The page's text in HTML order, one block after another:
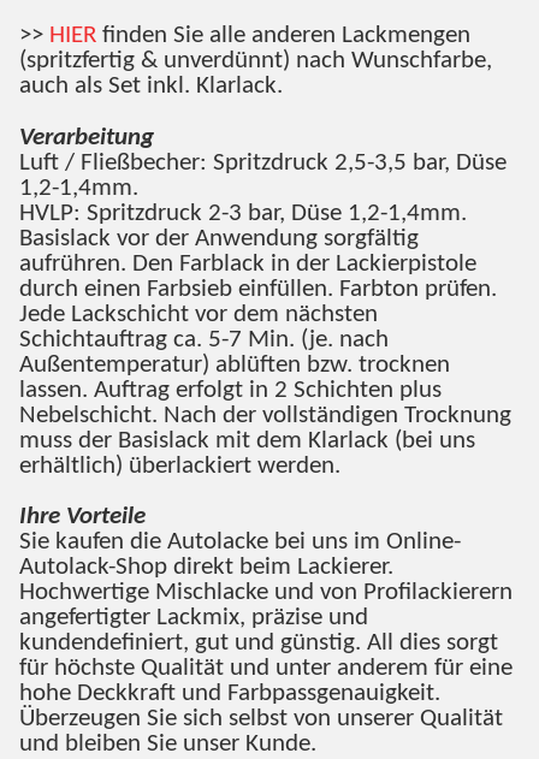
>> HIER finden Sie alle anderen Lackmengen
(spritzfertig & unverdünnt) nach Wunschfarbe,
auch als Set inkl. Klarlack.
Verarbeitung
Luft / Fließbecher: Spritzdruck 2,5-3,5 bar, Düse
1,2-1,4mm.
HVLP: Spritzdruck 2-3 bar, Düse 1,2-1,4mm.
Basislack vor der Anwendung sorgfältig
aufrühren. Den Farblack in der Lackierpistole
durch einen Farbsieb einfüllen. Farbton prüfen.
Jede Lackschicht vor dem nächsten
Schichtauftrag ca. 5-7 Min. (je. nach
Außentemperatur) ablüften bzw. trocknen
lassen. Auftrag erfolgt in 2 Schichten plus
Nebelschicht. Nach der vollständigen Trocknung
muss der Basislack mit dem Klarlack (bei uns
erhältlich) überlackiert werden.
Ihre Vorteile
Sie kaufen die Autolacke bei uns im Online-
Autolack-Shop direkt beim Lackierer.
Hochwertige Mischlacke und von Profilackierern
angefertigter Lackmix, präzise und
kundendefiniert, gut und günstig. All dies sorgt
für höchste Qualität und unter anderem für eine
hohe Deckkraft und Farbpassgenauigkeit.
Überzeugen Sie sich selbst von unserer Qualität
und bleiben Sie unser Kunde.